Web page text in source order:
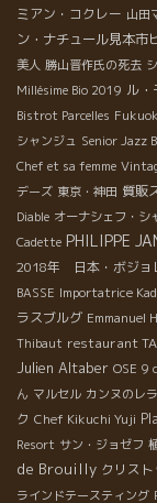
ミアン・コクレー 山田
ン・ナチュール見本市
美人 勝山晋作氏の死去
Millésime Bio 2019 ル・
Bistrot Parcelles
シャンジュ Senior Jazz
Chef et sa femme
デーズ 東京・神田 質販
Diable オーナシェフ・シ
Cadette PHILIPPE
2018年 日本・ボジョ
BASSE Importatrice
ラスブルグ Emmanuel
Thibaut restaurant
Julien Altaber OSE 9
ん マルセル カンヌのレ
ク Chef Kikuchi Yuji
Resort サン・ジョゼフ
de Brouilly クリス
ラインドテースティング